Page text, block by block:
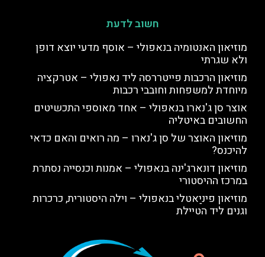
חשוב לדעת
מוזיאון האנטומיה בנאפולי – אוסף מדעי יוצא דופן
ולא שגרתי
מוזיאון הרכבות פייטררסה ליד נאפולי – אטרקציה
מיוחדת למשפחות וחובבי רכבות
אוצר סן ג'נארו בנאפולי – אחד מאוספי התכשיטים
החשובים באיטליה
מוזיאון האוצר של סן ג'נארו – מה רואים והאם כדאי
להיכנס?
מוזיאון דונארג'ינה בנאפולי – אמנות וכנסייה נסתרת
במרכז ההיסטורי
מוזיאון פיניַאטלי בנאפולי – וילה היסטורית, כרכרות
וגנים ליד הטיילת